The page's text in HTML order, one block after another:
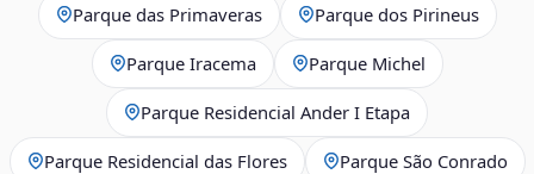
Parque das Primaveras Parque dos Pirineus
Parque Iracema Parque Michel
Parque Residencial Ander I Etapa
Parque Residencial das Flores Parque São Conrado